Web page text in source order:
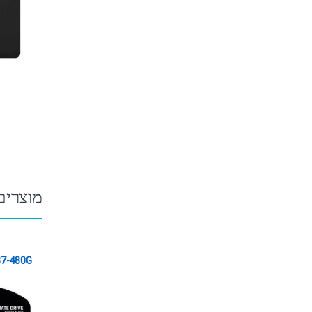
sata 3
480G